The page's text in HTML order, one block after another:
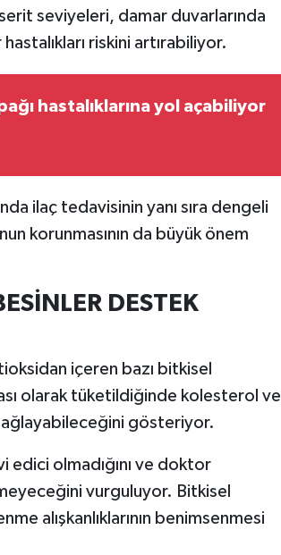
seviyeleri, damar duvarlarında
riskini artırabiliyor.
hastalıklarına yol açabiliyor
ilaç tedavisinin yanı sıra dengeli
korunmasının da büyük önem
DESTEK
içeren bazı bitkisel
olarak tüketildiğinde kolesterol ve
gösteriyor.
edici olmadığını ve doktor
vurguluyor. Bitkisel
alışkanlıklarının benimsenmesi